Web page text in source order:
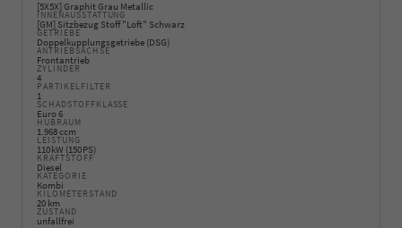
[5X5X] Graphit Grau Metallic
INNENAUSSTATTUNG
[GM] Sitzbezug Stoff "Loft" Schwarz
GETRIEBE
Doppelkupplungsgetriebe (DSG)
ANTRIEBSACHSE
Frontantrieb
ZYLINDER
4
PARTIKELFILTER
1
SCHADSTOFFKLASSE
Euro 6
HUBRAUM
1.968 ccm
LEISTUNG
110 kW (150 PS)
KRAFTSTOFF
Diesel
KATEGORIE
Kombi
KILOMETERSTAND
20 km
ZUSTAND
unfallfrei